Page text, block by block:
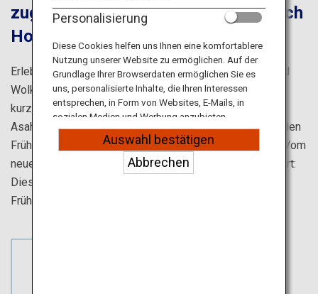
zugleich!Eine traumhafte Reise durch
Hokkaido.
Erleben Sie das wunderbare Schauspiel von Himmel und
Wolken auf den Unkai-Terrassen, die jedes Jahr nur für
kurze Zeit geöffnet sind. Erfreuen Sie sich am Winter in
Asahidake, wo bis Juni Schnee liegt, und genießen Sie den
Frühling mit üppigen Teppichen aus rosa Moosblumen. Vom
neuen Chitose Airport bis zum Okhotsk Monbetsu Airport:
Diese Reiseroute empfehlen wir für einen
Frühsommerausflug durch Hokkaido.
Personalisierung
Diese Cookies helfen uns Ihnen eine komfortablere
Nutzung unserer Website zu ermöglichen. Auf der
Grundlage Ihrer Browserdaten ermöglichen Sie es
uns, personalisierte Inhalte, die Ihren Interessen
entsprechen, in Form von Websites, E-Mails, in
sozialen Medien und Werbung anzubieten.
Auswahl bestätigen
Abbrechen